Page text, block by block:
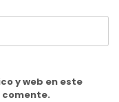
y web en este